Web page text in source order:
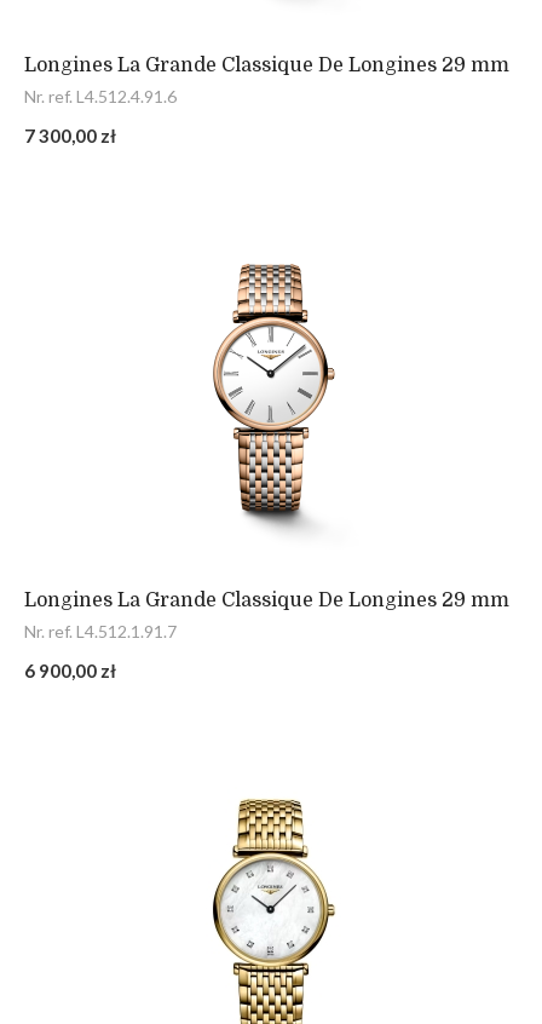
Longines La Grande Classique De Longines 29 mm
Nr. ref. L4.512.4.91.6
7 300,00 zł
Longines La Grande Classique De Longines 29 mm
Nr. ref. L4.512.1.91.7
6 900,00 zł